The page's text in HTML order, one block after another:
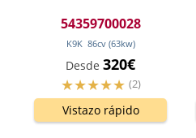
54359700028
K9K 86cv (63kw)
Desde 320€
(2)
Vistazo rápido